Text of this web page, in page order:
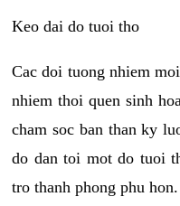
Keo dai do tuoi tho
Cac doi tuong nhiem
nhiem thoi quen sinh
cham soc ban than ky
do dan toi mot do tuoi
tro thanh phong phu hon.